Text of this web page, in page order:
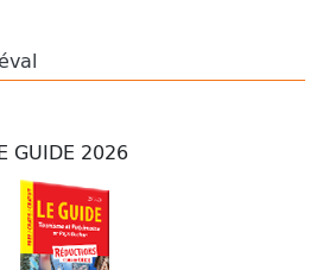
GUIDE 2026